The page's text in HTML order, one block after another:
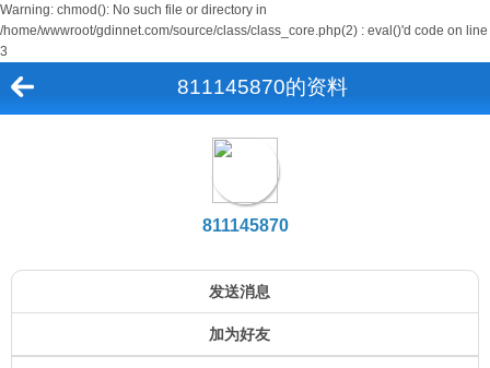
Warning: chmod(): No such file or directory in
/home/wwwroot/gdinnet.com/source/class/class_core.php(2) : eval()'d code on line
3
811145870的资料
811145870
发送消息
加为好友